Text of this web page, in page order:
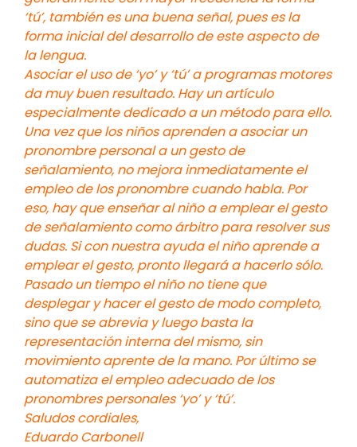
‘tú’, también es una buena señal, pues es la
forma inicial del desarrollo de este aspecto de
la lengua.
Asociar el uso de ‘yo’ y ‘tú’ a programas motores
da muy buen resultado. Hay un artículo
especialmente dedicado a un método para ello.
Una vez que los niños aprenden a asociar un
pronombre personal a un gesto de
señalamiento, no mejora inmediatamente el
empleo de los pronombre cuando habla. Por
eso, hay que enseñar al niño a emplear el gesto
de señalamiento como árbitro para resolver sus
dudas. Si con nuestra ayuda el niño aprende a
emplear el gesto, pronto llegará a hacerlo sólo.
Pasado un tiempo el niño no tiene que
desplegar y hacer el gesto de modo completo,
sino que se abrevia y luego basta la
representación interna del mismo, sin
movimiento aprente de la mano. Por último se
automatiza el empleo adecuado de los
pronombres personales ‘yo’ y ‘tú’.
Saludos cordiales,
Eduardo Carbonell